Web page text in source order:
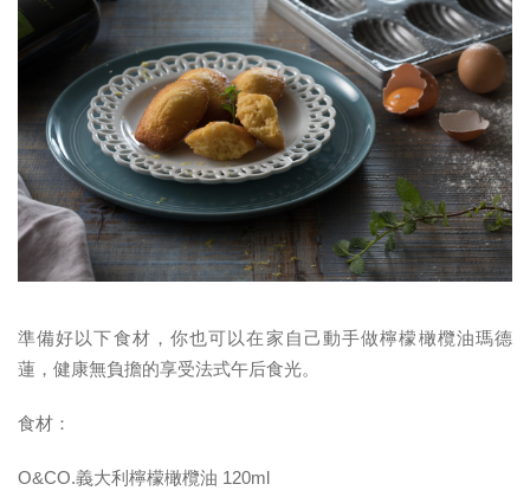
準備好以下食材，你也可以在家自己動手做檸檬橄欖油瑪德
蓮，健康無負擔的享受法式午后食光。
食材：
O&CO.義大利檸檬橄欖油 120ml